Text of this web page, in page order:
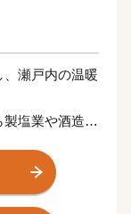
瀬戸内の温暖
塩業や酒造業
された町並み